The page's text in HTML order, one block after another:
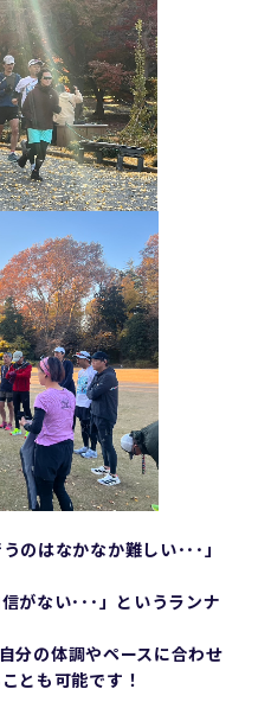
のはなかなか難しい･･･」
がない･･･」というランナ
分の体調やペースに合わせ
とも可能です！